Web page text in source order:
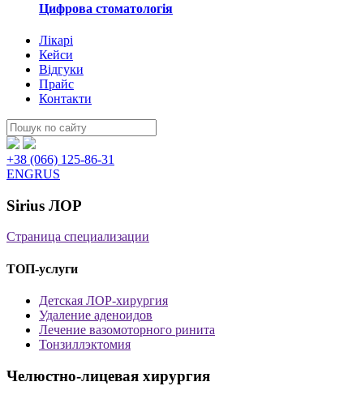
Цифрова стоматологія
Лікарі
Кейси
Відгуки
Прайс
Контакти
Пошук:
+38 (066) 125-86-31
ENGRUS
Sirius ЛОР
Страница специализации
ТОП-услуги
Детская ЛОР-хирургия
Удаление аденоидов
Лечение вазомоторного ринита
Тонзиллэктомия
Челюстно-лицевая хирургия